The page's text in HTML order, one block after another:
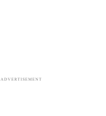
ADVERTISEMENT